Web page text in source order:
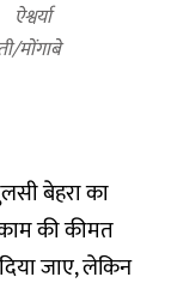
ऐश्वर्या
मोंगाबे
बेहरा का
की कीमत
जाए, लेकिन